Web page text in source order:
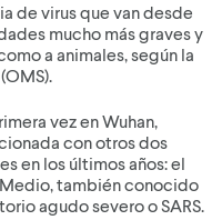
de virus que van desde
mucho más graves y
a animales, según la
vez en Wuhan,
con otros dos
en los últimos años: el
también conocido
agudo severo o SARS.